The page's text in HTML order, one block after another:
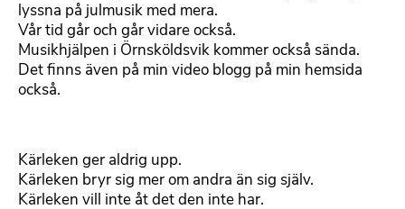
lyssna på julmusik med mera.
Vår tid går och går vidare också.
Musikhjälpen i Örnsköldsvik kommer också sända.
Det finns även på min video blogg på min hemsida
också.
Kärleken ger aldrig upp.
Kärleken bryr sig mer om andra än sig själv.
Kärleken vill inte åt det den inte har.